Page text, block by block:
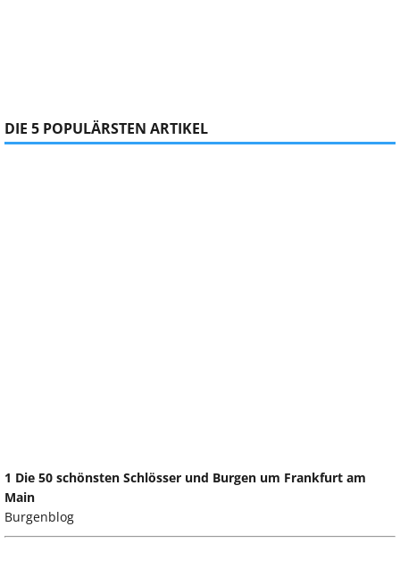
DIE 5 POPULÄRSTEN ARTIKEL
1 Die 50 schönsten Schlösser und Burgen um Frankfurt am
Main
Burgenblog